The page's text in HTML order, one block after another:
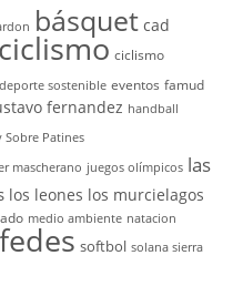
básquet cad
ciclismo ciclismo
deporte sostenible eventos famud
fernandez handball
Sobre Patines
mascherano juegos olímpicos las
los leones los murcielagos
medio ambiente natacion
softbol solana sierra